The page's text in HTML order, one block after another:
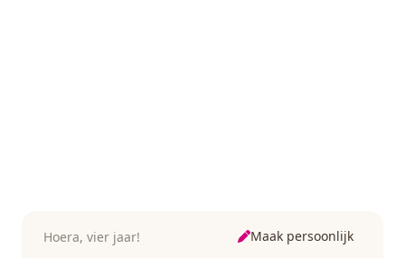
Hoera, vier jaar! Maak persoonlijk